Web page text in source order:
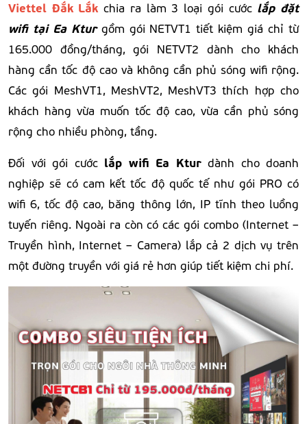
Viettel Đắk Lắk chia ra làm 3 loại gói cước lắp đặt
wifi tại Ea Kturgồm gói NETVT1 tiết kiệm giá chỉ từ
165.000 đồng/tháng, gói NETVT2 dành cho khách
hàng cần tốc độ cao và không cần phủ sóng wifi rộng.
Các gói MeshVT1, MeshVT2, MeshVT3 thích hợp cho
khách hàng vừa muốn tốc độ cao, vừa cần phủ sóng
rộng cho nhiều phòng, tầng.
Đối với gói cước lắp wifi Ea Ktur dành cho doanh
nghiệp sẽ có cam kết tốc độ quốc tế như gói PRO có
wifi 6, tốc độ cao, băng thông lớn, IP tĩnh theo luồng
tuyến riêng. Ngoài ra còn có các gói combo (Internet –
Truyền hình, Internet – Camera) lắp cả 2 dịch vụ trên
một đường truyền với giá rẻ hơn giúp tiết kiệm chi phí.